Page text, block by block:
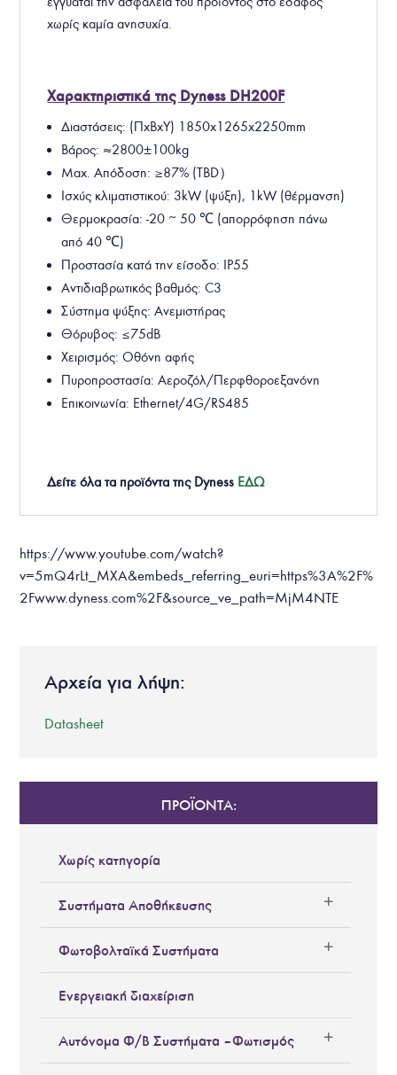
χωρίς καμία ανησυχία.
Χαρακτηριστικά της Dyness DH200F
Διαστάσεις: (ΠxΒxΥ) 1850x1265x2250mm
Βάρος: ≈2800±100kg
Max. Απόδοση: ≥87% (TBD）
Ισχύς κλιματιστικού: 3kW (ψύξη), 1kW (θέρμανση)
Θερμοκρασία: -20 ~ 50 ℃ (απορρόφηση πάνω
από 40 ℃)
Προστασία κατά την είσοδο: IP55
Αντιδιαβρωτικός βαθμός: C3
Σύστημα ψύξης: Ανεμιστήρας
Θόρυβος: ≤75dB
Χειρισμός: Οθόνη αφής
Πυροπροστασία: Αεροζόλ/Περφθοροεξανόνη
Επικοινωνία: Ethernet/4G/RS485
Δείτε όλα τα προϊόντα της Dyness ΕΔΩ
https://www.youtube.com/watch?
v=5mQ4rLt_MXA&embeds_referring_euri=https%3A%2F%
2Fwww.dyness.com%2F&source_ve_path=MjM4NTE
Αρχεία για λήψη:
Datasheet
ΠΡΟΪΟΝΤΑ:
Χωρίς κατηγορία
Συστήματα Αποθήκευσης
Φωτοβολταϊκά Συστήματα
Ενεργειακή διαχείριση
Αυτόνομα Φ/Β Συστήματα – Φωτισμός